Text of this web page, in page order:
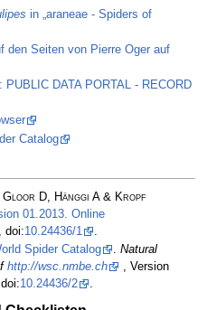
in „araneae - Spiders of
den Seiten von Pierre Oger auf
DATA PORTAL - RECORD
Catalog
Gloor D, Hänggi A & Kropf
01.2013. Online
, doi:10.24436/1
.
Spider Catalog . Natural
http://wsc.nmbe.ch
, Version
10.24436/2 .